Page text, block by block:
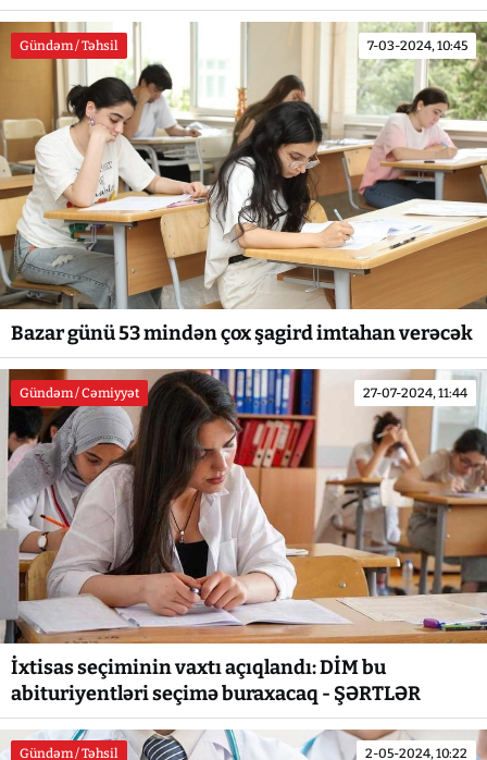
Gündəm / Təhsil 7-03-2024, 10:45
Bazar günü 53 mindən çox şagird imtahan verəcək
Gündəm / Cəmiyyət 27-07-2024, 11:44
İxtisas seçiminin vaxtı açıqlandı: DİM bu
abituriyentləri seçimə buraxacaq - ŞƏRTLƏR
Gündəm / Təhsil 2-05-2024, 10:22